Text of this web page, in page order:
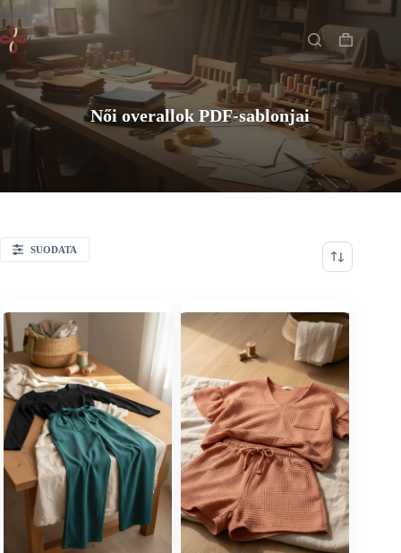
Skip
to
content
Shopping
cart
Főoldal
Női overallok PDF-sablonjai
SUODATA